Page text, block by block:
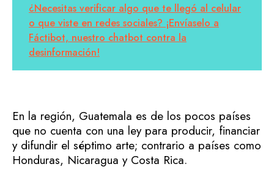
¿Necesitas verificar algo que te llegó al celular
o que viste en redes sociales? ¡Envíaselo a
Fáctibot, nuestro chatbot contra la
desinformación!
En la región, Guatemala es de los pocos países
que no cuenta con una ley para producir, financiar
y difundir el séptimo arte; contrario a países como
Honduras, Nicaragua y Costa Rica.